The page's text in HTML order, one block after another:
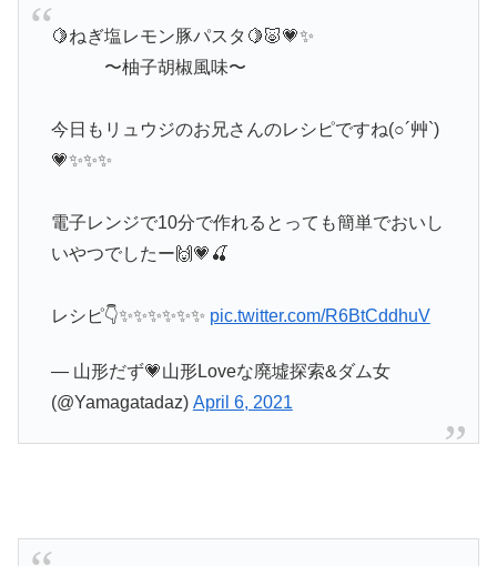
🍋ねぎ塩レモン豚パスタ🍋🐷💗✨
〜柚子胡椒風味〜
今日もリュウジのお兄さんのレシピですね(○´艸`)
💗✨✨✨
電子レンジで10分で作れるとっても簡単でおいし
いやつでしたー🙌💗🍒
レシピ👇✨✨✨✨✨✨ pic.twitter.com/R6BtCddhuV
— 山形だず💗山形Loveな廃墟探索&ダム女
(@Yamagatadaz) April 6, 2021